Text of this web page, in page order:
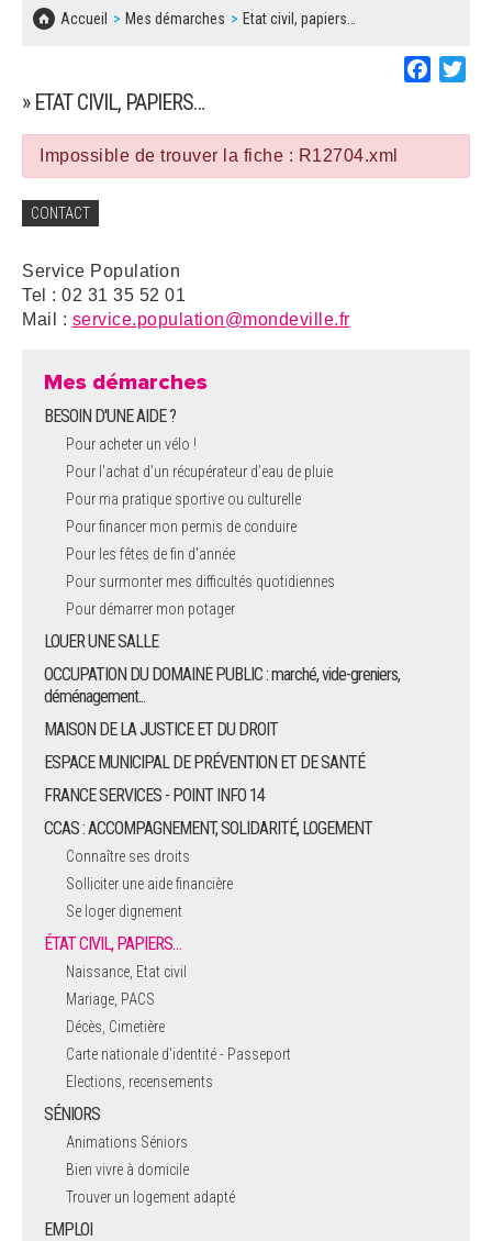
Accueil Mes démarches Etat civil, papiers…
» ETAT CIVIL, PAPIERS…
Impossible de trouver la fiche : R12704.xml
CONTACT
Service Population
Tel : 02 31 35 52 01
Mail : service.population@mondeville.fr
Mes démarches
BESOIN D'UNE AIDE ?
Pour acheter un vélo !
Pour l'achat d’un récupérateur d’eau de pluie
Pour ma pratique sportive ou culturelle
Pour financer mon permis de conduire
Pour les fêtes de fin d'année
Pour surmonter mes difficultés quotidiennes
Pour démarrer mon potager
LOUER UNE SALLE
OCCUPATION DU DOMAINE PUBLIC : marché, vide-greniers,
déménagement...
MAISON DE LA JUSTICE ET DU DROIT
ESPACE MUNICIPAL DE PRÉVENTION ET DE SANTÉ
FRANCE SERVICES - POINT INFO 14
CCAS : ACCOMPAGNEMENT, SOLIDARITÉ, LOGEMENT
Connaître ses droits
Solliciter une aide financière
Se loger dignement
ÉTAT CIVIL, PAPIERS…
Naissance, Etat civil
Mariage, PACS
Décès, Cimetière
Carte nationale d'identité - Passeport
Elections, recensements
SÉNIORS
Animations Séniors
Bien vivre à domicile
Trouver un logement adapté
EMPLOI
CONCERTATIONS PUBLIQUES
SOLIDARITÉ, LOGEMENT
EMPLOI
URBANISME
POLICE MUNICIPALE
BESOIN D'UNE AIDE ?
LES ASSOCIATIONS
MARCHÉS PUBLICS
SUR LES RISQUES MAJEURS
REGLEMENT LOCAL DE PUBLICITÉ
DECLARATION DE DEMARCHAGE
DOSSIER DE DEMANDE DE SUBVENTION
DEMANDE DE PRÊT DE MATERIEL
FICHE D'ORGANISATION MANIFESTATION
PLAN D'ACTION MUNICIPAL
ARRÊTÉS MUNICIPAUX